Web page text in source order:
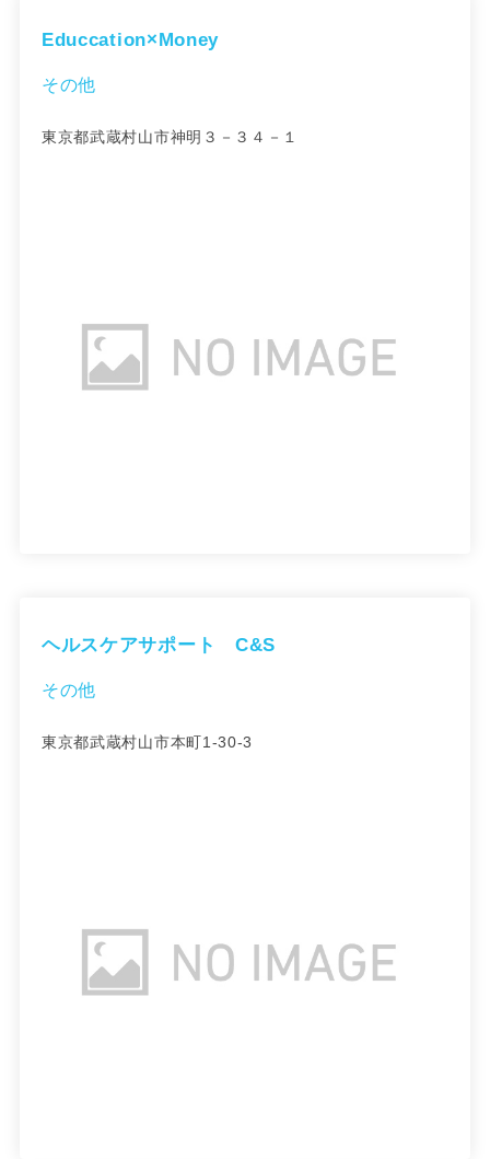
Educcation×Money
その他
東京都武蔵村山市神明３－３４－１
ヘルスケアサポート C&S
その他
東京都武蔵村山市本町1-30-3